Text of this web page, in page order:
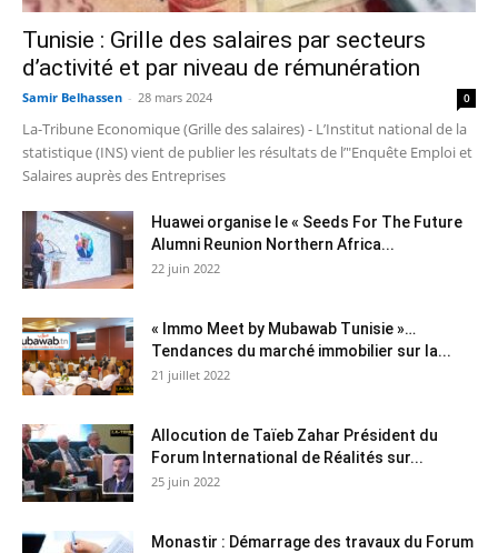
Tunisie : Grille des salaires par secteurs
d’activité et par niveau de rémunération
Samir Belhassen - 28 mars 2024 0
La-Tribune Economique (Grille des salaires) - L’Institut national de la
statistique (INS) vient de publier les résultats de l’"Enquête Emploi et
Salaires auprès des Entreprises
Huawei organise le « Seeds For The Future
Alumni Reunion Northern Africa...
22 juin 2022
« Immo Meet by Mubawab Tunisie »…
Tendances du marché immobilier sur la...
21 juillet 2022
Allocution de Taïeb Zahar Président du
Forum International de Réalités sur...
25 juin 2022
Monastir : Démarrage des travaux du Forum